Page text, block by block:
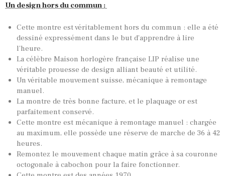
TOUTES NOS VINTAGES
MONTRES PAR HISTOIRES
CONTACTS & HISTORIQUE
Un design hors du commun :
Cette montre est véritablement hors du commun : elle a été
dessiné expressément dans le but d’apprendre à lire
l’heure.
La célèbre Maison horlogère française LIP réalise une
véritable prouesse de design alliant beauté et utilité.
Un véritable mouvement suisse, mécanique à remontage
manuel.
La montre de très bonne facture, et le plaquage or est
parfaitement conservé.
Cette montre est mécanique à remontage manuel : chargée
au maximum, elle possède une réserve de marche de 36 à 42
heures.
Remontez le mouvement chaque matin grâce à sa couronne
octogonale à cabochon pour la faire fonctionner.